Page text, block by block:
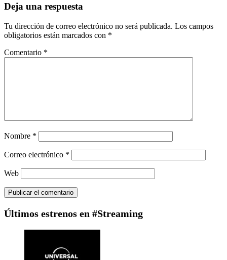
Deja una respuesta
Tu dirección de correo electrónico no será publicada. Los campos
obligatorios están marcados con *
Comentario *
Nombre *
Correo electrónico *
Web
Últimos estrenos en #Streaming